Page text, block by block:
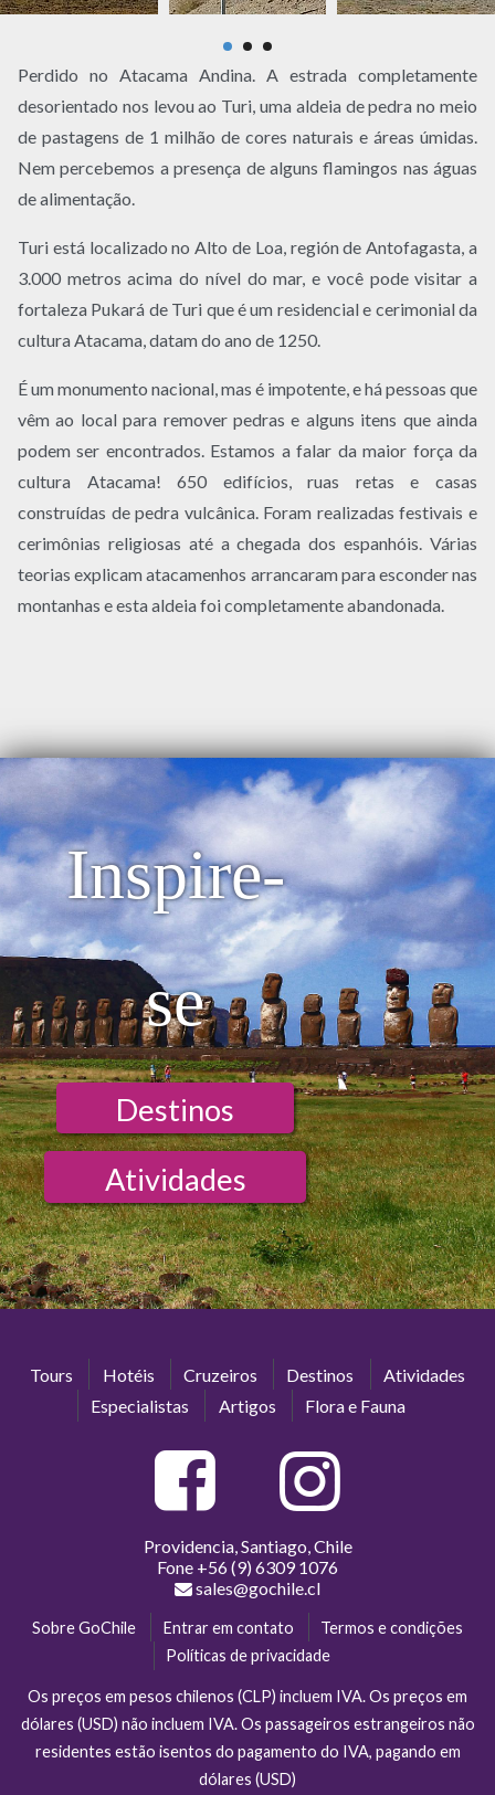
Perdido no Atacama Andina. A estrada completamente
desorientado nos levou ao Turi, uma aldeia de pedra no meio
de pastagens de 1 milhão de cores naturais e áreas úmidas.
Nem percebemos a presença de alguns flamingos nas águas
de alimentação.
Turi está localizado no Alto de Loa, región de Antofagasta, a
3.000 metros acima do nível do mar, e você pode visitar a
fortaleza Pukará de Turi que é um residencial e cerimonial da
cultura Atacama, datam do ano de 1250.
É um monumento nacional, mas é impotente, e há pessoas que
vêm ao local para remover pedras e alguns itens que ainda
podem ser encontrados. Estamos a falar da maior força da
cultura Atacama! 650 edifícios, ruas retas e casas
construídas de pedra vulcânica. Foram realizadas festivais e
cerimônias religiosas até a chegada dos espanhóis. Várias
teorias explicam atacamenhos arrancaram para esconder nas
montanhas e esta aldeia foi completamente abandonada.
Inspire-
se
Destinos
Atividades
Tours Hotéis Cruzeiros Destinos
Atividades
Especialistas
Artigos Flora e Fauna
Providencia, Santiago, Chile
Fone +56 (9) 6309 1076
sales@gochile.cl
Sobre GoChile Entrar em contato
Termos e condições
Políticas de privacidade
Os preços em pesos chilenos (CLP) incluem IVA. Os preços em
dólares (USD) não incluem IVA. Os passageiros estrangeiros não
residentes estão isentos do pagamento do IVA, pagando em
dólares (USD)